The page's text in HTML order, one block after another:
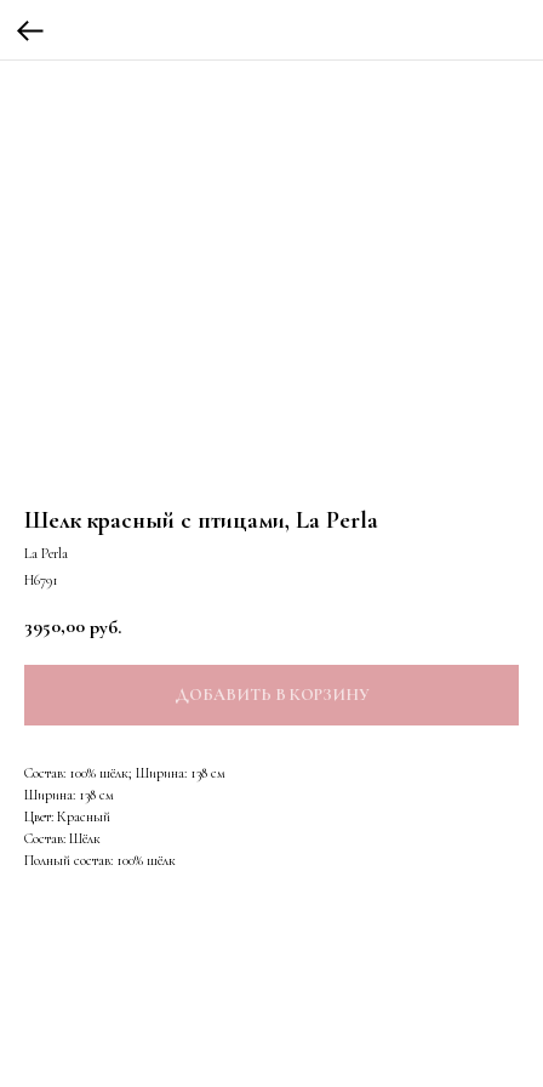
Шелк красный с птицами, La Perla
La Perla
Н6791
3950,00 руб.
ДОБАВИТЬ В КОРЗИНУ
Состав: 100% шёлк; Ширина: 138 см
Ширина: 138 см
Цвет: Красный
Состав: Шёлк
Полный состав: 100% шёлк